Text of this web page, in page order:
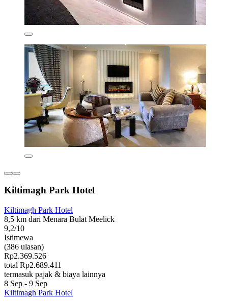
Kiltimagh Park Hotel
Kiltimagh Park Hotel
8,5 km dari Menara Bulat Meelick
9,2/10
Istimewa
(386 ulasan)
Rp2.369.526
total Rp2.689.411
termasuk pajak & biaya lainnya
8 Sep - 9 Sep
Kiltimagh Park Hotel